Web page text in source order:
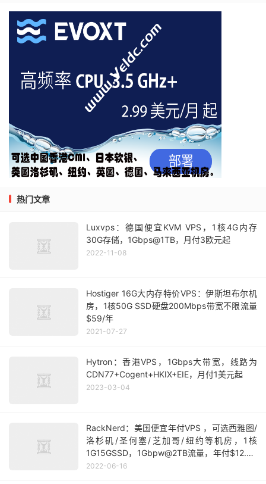
热门文章
Luxvps：德国便宜KVM VPS，1核4G内存
30G存储，1Gbps@1TB，月付3欧元起
2022-11-08
Hostiger 16G大内存特价VPS：伊斯坦布尔机
房，1核50G SSD硬盘200Mbps带宽不限流量
$59/年
2021-07-27
Hytron：香港VPS，1Gbps大带宽，线路为
CDN77+Cogent+HKIX+EIE，月付1美元起
2023-03-04
RackNerd：美国便宜年付VPS ，可选西雅图/
洛杉矶/圣何塞/芝加哥/纽约等机房，1核
1G15GSSD，1Gbpw@2TB流量，年付$12.99
起
2022-06-16